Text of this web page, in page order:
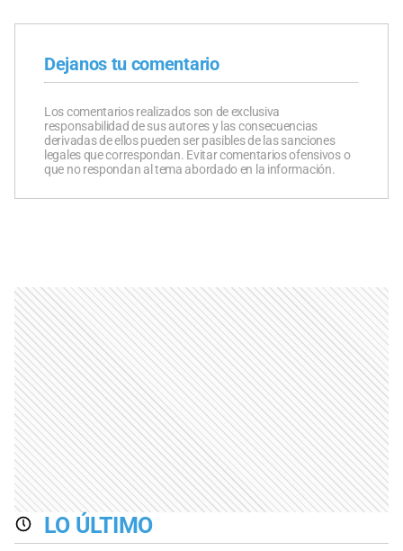
Dejanos tu comentario
Los comentarios realizados son de exclusiva
responsabilidad de sus autores y las consecuencias
derivadas de ellos pueden ser pasibles de las sanciones
legales que correspondan. Evitar comentarios ofensivos o
que no respondan al tema abordado en la información.
LO ÚLTIMO